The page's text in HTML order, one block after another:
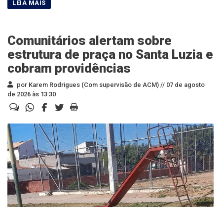
Comunitários alertam sobre
estrutura de praça no Santa Luzia e
cobram providências
por Karem Rodrigues (Com supervisão de ACM) // 07 de agosto
de 2026 às 13:30